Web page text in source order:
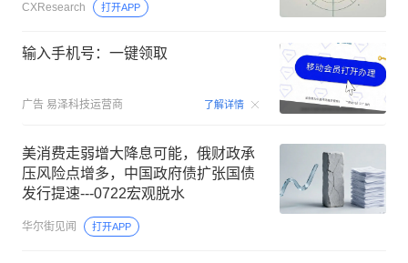
CXResearch 打开APP
输入手机号：一键领取
广告 易泽科技运营商 了解详情 00:15
美消费走弱增大降息可能，俄财政承
压风险点增多，中国政府债扩张国债
发行提速---0722宏观脱水
华尔街见闻 打开APP